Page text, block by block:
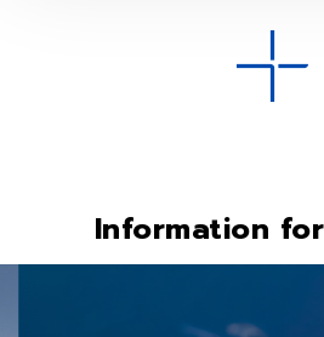
Information for